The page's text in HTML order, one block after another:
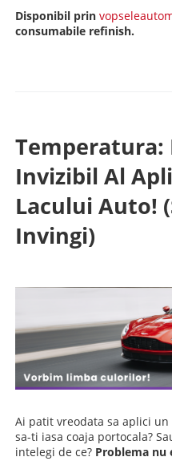
Disponibil prin
consumabile refinish.
Temperatura:
Invizibil Al
Lacului Auto!
Invingi)
Ai patit vreodata sa aplici
sa-ti iasa coaja portocala?
intelegi de ce? Problema nu